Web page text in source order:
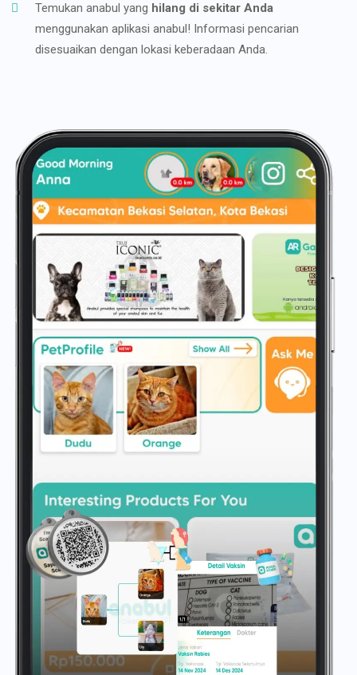
Temukan anabul yang hilang di sekitar Anda
menggunakan aplikasi anabul! Informasi pencarian
disesuaikan dengan lokasi keberadaan Anda.